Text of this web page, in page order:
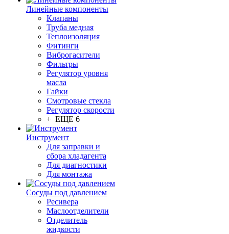
Линейные компоненты
Клапаны
Труба медная
Теплоизоляция
Фитинги
Виброгасители
Фильтры
Регулятор уровня
масла
Гайки
Смотровые стекла
Регулятор скорости
+ ЕЩЕ 6
Инструмент
Для заправки и
сбора хладагента
Для диагностики
Для монтажа
Сосуды под давлением
Ресивера
Маслоотделители
Отделитель
жидкости